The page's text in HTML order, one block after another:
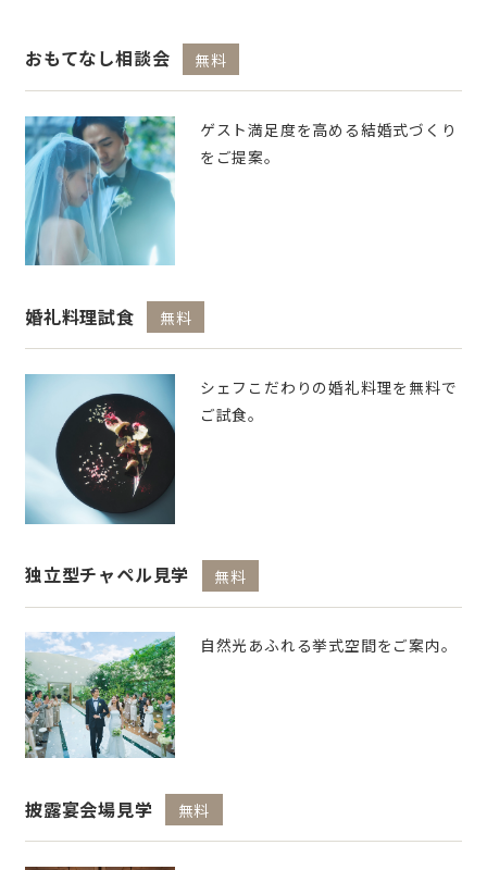
おもてなし相談会 無料
ゲスト満足度を高める結婚式づくり
をご提案。
婚礼料理試食 無料
シェフこだわりの婚礼料理を無料で
ご試食。
独立型チャペル見学 無料
自然光あふれる挙式空間をご案内。
披露宴会場見学 無料